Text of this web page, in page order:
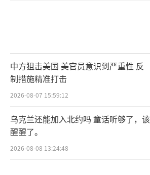
中方狙击美国 美官员意识到严重性 反
制措施精准打击
2026-08-07 15:59:12
乌克兰还能加入北约吗 童话听够了，该
醒醒了。
2026-08-08 13:24:48